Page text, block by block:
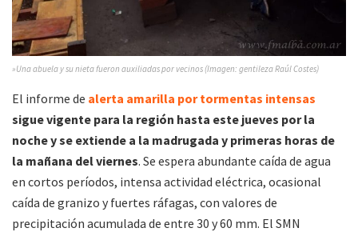
»Una abuela y su nieta fueron auxiliadas por vecinos (Imagen: gentileza Raúl Costes)
El informe de alerta amarilla por tormentas intensas
sigue vigente para la región hasta este jueves por la
noche y se extiende a la madrugada y primeras horas de
la mañana del viernes. Se espera abundante caída de agua
en cortos períodos, intensa actividad eléctrica, ocasional
caída de granizo y fuertes ráfagas, con valores de
precipitación acumulada de entre 30 y 60 mm. El SMN